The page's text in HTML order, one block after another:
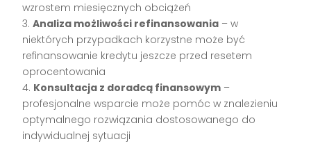
wzrostem miesięcznych obciążeń
3.Analiza możliwości refinansowania – w
niektórych przypadkach korzystne może być
refinansowanie kredytu jeszcze przed resetem
oprocentowania
4. Konsultacja z doradcą finansowym –
profesjonalne wsparcie może pomóc w znalezieniu
optymalnego rozwiązania dostosowanego do
indywidualnej sytuacji